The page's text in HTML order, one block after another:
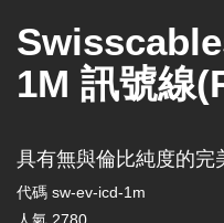
1M 訊號線
具有無與倫比純度的完
代碼 sw-ev-icd-1m